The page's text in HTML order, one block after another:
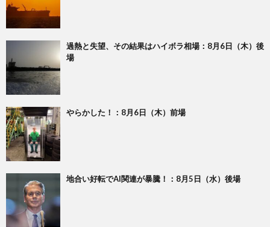
過熱と失望、その結果はハイボラ相場：8月6日（木）後
場
やらかした！：8月6日（木）前場
地合い好転でAI関連が暴騰！：8月5日（水）後場